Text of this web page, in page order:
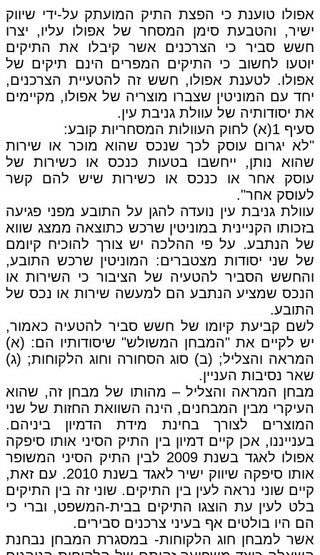
אפולו טוענת כי הפצת התיק המועתק על-ידי שיווק
ישיר, והטבעת סימן המסחר של אפולו עליו, יצרו
חשש סביר כי הצרכנים אשר קיבלו את התיקים
יוטעו לחשוב כי התיקים המפרים הינם תיקים של
אפולו. לטענת אפולו, חשש זה להטעיית הצרכנים,
יחד עם המוניטין שצברו מוצריה של אפולו, מקיימים
את יסודותיה של עוולת גניבת עין.
סעיף 1(א) לחוק העוולות המסחריות קובע:
"לא יגרום עוסק לכך שנכס שהוא מוכר או שירות
שהוא נותן, ייחשבו בטעות כנכס או כשירות של
עוסק אחר או כנכס או כשירות שיש להם קשר
לעוסק אחר".
עוולת גניבת עין נועדה להגן על התובע מפני פגיעה
בזכותו הקניינית במוניטין שרכש כתוצאה ממצג שווא
של הנתבע. על פי ההלכה יש צורך להוכיח קיומם
של שני יסודות מצטברים: המוניטין שרכש התובע,
והחשש הסביר להטעיה של הציבור כי השירות או
הנכס שמציע הנתבע הם למעשה שירות או נכס של
התובע.
לשם קביעת קיומו של חשש סביר להטעיה כאמור,
יש לקיים את "המבחן המשולש" שיסודותיו הם: (א)
המראה והצליל; (ב) סוג הסחורה וחוג הלקוחות; (ג)
שאר נסיבות העניין.
מבחן המראה והצליל – מהותו של מבחן זה, שהוא
העיקרי מבין המבחנים, הינה השוואת החזות של שני
המוצרים לצורך בחינת מידת הדמיון ביניהם.
בענייננו, אכן קיים דמיון בין התיק הסיני אותו סיפקה
אפולו לאגד בשנת 2009 לבין התיק הסיני המשופר
אותו סיפקה שיווק ישיר לאגד בשנת 2010. עם זאת,
קיים שוני נראה לעין בין התיקים. שוני זה בין התיקים
בלט לעין עת הוצגו התיקים בבית-המשפט, וברי כי
הם היו בולטים אף בעיני צרכנים סבירים.
אשר למבחן חוג הלקוחות- במסגרת המבחן נבחנת